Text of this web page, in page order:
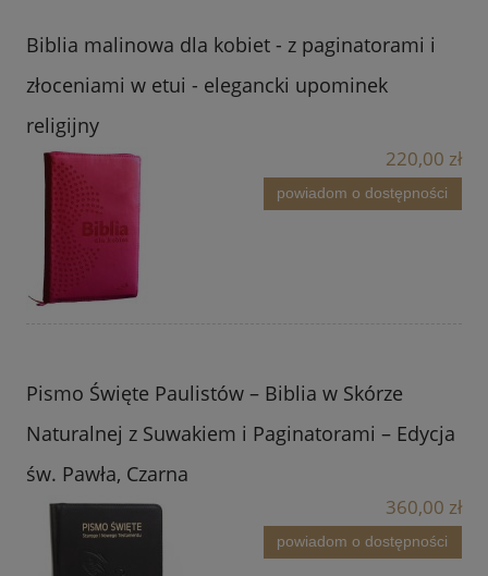
Biblia malinowa dla kobiet - z paginatorami i
złoceniami w etui - elegancki upominek
religijny
220,00 zł
powiadom o dostępności
Pismo Święte Paulistów – Biblia w Skórze
Naturalnej z Suwakiem i Paginatorami – Edycja
św. Pawła, Czarna
360,00 zł
powiadom o dostępności